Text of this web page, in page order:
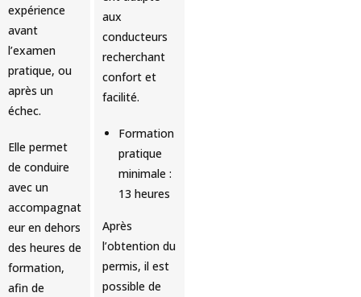
expérience
avant
l’examen
pratique, ou
après un
échec.
Elle permet
de conduire
avec un
accompagnat
eur en dehors
des heures de
formation,
afin de
aux
conducteurs
recherchant
confort et
facilité.
Formation
pratique
minimale :
13 heures
Après
l’obtention du
permis, il est
possible de